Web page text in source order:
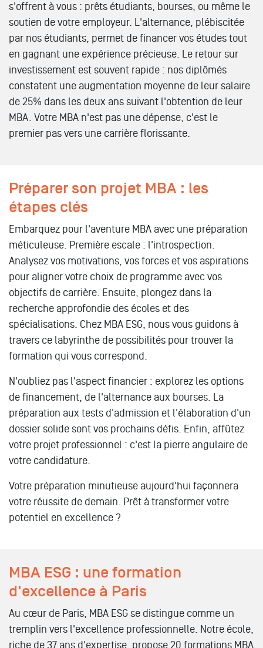
s'offrent à vous : prêts étudiants, bourses, ou même le
soutien de votre employeur. L'alternance, plébiscitée
par nos étudiants, permet de financer vos études tout
en gagnant une expérience précieuse. Le retour sur
investissement est souvent rapide : nos diplômés
constatent une augmentation moyenne de leur salaire
de 25% dans les deux ans suivant l'obtention de leur
MBA. Votre MBA n'est pas une dépense, c'est le
premier pas vers une carrière florissante.
Préparer son projet MBA : les
étapes clés
Embarquez pour l'aventure MBA avec une préparation
méticuleuse. Première escale : l'introspection.
Analysez vos motivations, vos forces et vos aspirations
pour aligner votre choix de programme avec vos
objectifs de carrière. Ensuite, plongez dans la
recherche approfondie des écoles et des
spécialisations. Chez MBA ESG, nous vous guidons à
travers ce labyrinthe de possibilités pour trouver la
formation qui vous correspond.
N'oubliez pas l'aspect financier : explorez les options
de financement, de l'alternance aux bourses. La
préparation aux tests d'admission et l'élaboration d'un
dossier solide sont vos prochains défis. Enfin, affûtez
votre projet professionnel : c'est la pierre angulaire de
votre candidature.
Votre préparation minutieuse aujourd'hui façonnera
votre réussite de demain. Prêt à transformer votre
potentiel en excellence ?
MBA ESG : une formation
d'excellence à Paris
Au cœur de Paris, MBA ESG se distingue comme un
tremplin vers l'excellence professionnelle. Notre école,
riche de 37 ans d'expertise, propose 20 formations MBA